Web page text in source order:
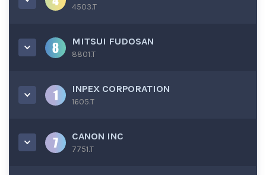
4503.T
MITSUI FUDOSAN
8801.T
INPEX CORPORATION
1605.T
CANON INC
7751.T